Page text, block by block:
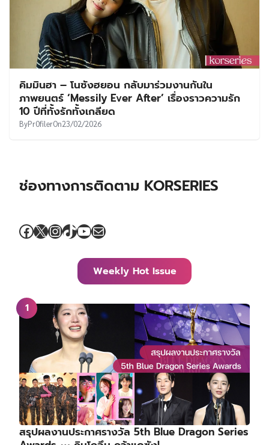
คิมมินฮา – โนซังฮยอน กลับมาร่วมงานกันใน
ภาพยนตร์ ‘Messily Ever After’ เรื่องราวความรัก
10 ปีที่ทั้งรักทั้งเกลียด
ByPr0filerOn23/02/2026
ช่องทางการติดตาม KORSERIES
Facebook
X Instagram
TikTok
YouTube
Mail
Weekly Hot Issue
สรุปผลงานประกาศรางวัล 5th Blue Dragon Series